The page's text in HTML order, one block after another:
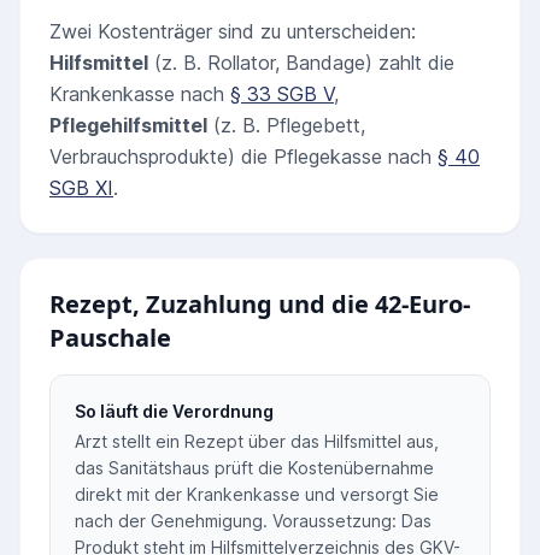
Zwei Kostenträger sind zu unterscheiden:
Hilfsmittel (z. B. Rollator, Bandage) zahlt die
Krankenkasse nach § 33 SGB V,
Pflegehilfsmittel (z. B. Pflegebett,
Verbrauchsprodukte) die Pflegekasse nach § 40
SGB XI.
Rezept, Zuzahlung und die 42-Euro-
Pauschale
So läuft die Verordnung
Arzt stellt ein Rezept über das Hilfsmittel aus,
das Sanitätshaus prüft die Kostenübernahme
direkt mit der Krankenkasse und versorgt Sie
nach der Genehmigung. Voraussetzung: Das
Produkt steht im Hilfsmittelverzeichnis des GKV-